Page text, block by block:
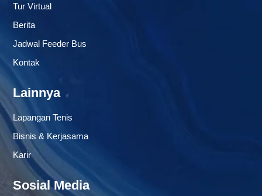
Tur Virtual
Berita
Jadwal Feeder Bus
Kontak
Lainnya
Lapangan Tenis
Bisnis & Kerjasama
Karir
Sosial Media